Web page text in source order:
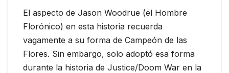
El aspecto de Jason Woodrue (el Hombre
Florónico) en esta historia recuerda
vagamente a su forma de Campeón de las
Flores. Sin embargo, solo adoptó esa forma
durante la historia de Justice/Doom War en la